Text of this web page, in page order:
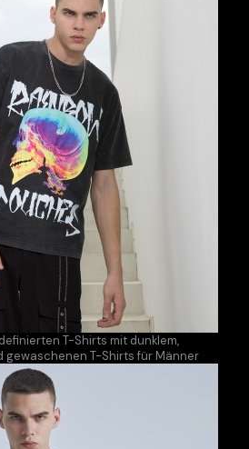
T-Shirts mit dunklem,
gewaschenen T-Shirts für Männer